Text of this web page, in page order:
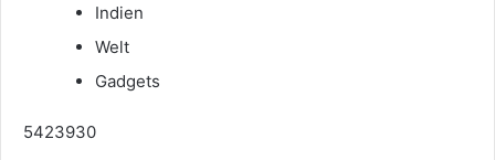
Indien
Welt
Gadgets
5423930